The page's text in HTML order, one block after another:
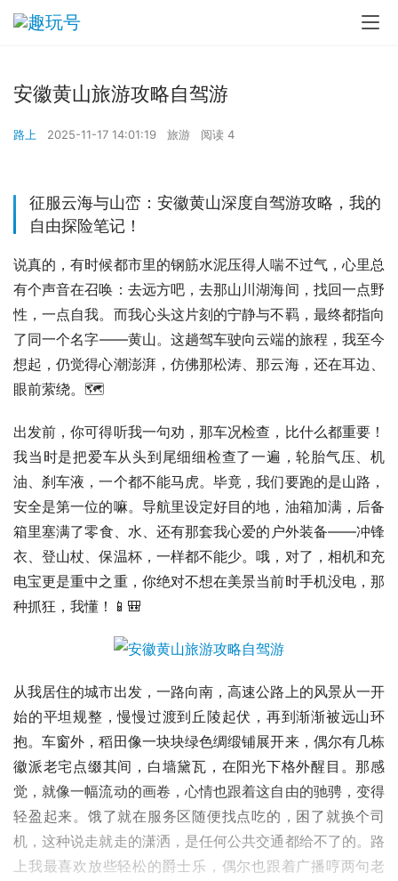
安徽黄山旅游攻略自驾游
路上 2025-11-17 14:01:19 旅游 阅读 4
征服云海与山峦：安徽黄山深度自驾游攻略，我的
自由探险笔记！
说真的，有时候都市里的钢筋水泥压得人喘不过气，心里总
有个声音在召唤：去远方吧，去那山川湖海间，找回一点野
性，一点自我。而我心头这片刻的宁静与不羁，最终都指向
了同一个名字——黄山。这趟驾车驶向云端的旅程，我至今
想起，仍觉得心潮澎湃，仿佛那松涛、那云海，还在耳边、
眼前萦绕。🗺️
出发前，你可得听我一句劝，那车况检查，比什么都重要！
我当时是把爱车从头到尾细细检查了一遍，轮胎气压、机
油、刹车液，一个都不能马虎。毕竟，我们要跑的是山路，
安全是第一位的嘛。导航里设定好目的地，油箱加满，后备
箱里塞满了零食、水、还有那套我心爱的户外装备——冲锋
衣、登山杖、保温杯，一样都不能少。哦，对了，相机和充
电宝更是重中之重，你绝对不想在美景当前时手机没电，那
种抓狂，我懂！📱🎒
从我居住的城市出发，一路向南，高速公路上的风景从一开
始的平坦规整，慢慢过渡到丘陵起伏，再到渐渐被远山环
抱。车窗外，稻田像一块块绿色绸缎铺展开来，偶尔有几栋
徽派老宅点缀其间，白墙黛瓦，在阳光下格外醒目。那感
觉，就像一幅流动的画卷，心情也跟着这自由的驰骋，变得
轻盈起来。饿了就在服务区随便找点吃的，困了就换个司
机，这种说走就走的潇洒，是任何公共交通都给不了的。路
上我最喜欢放些轻松的爵士乐，偶尔也跟着广播哼两句老